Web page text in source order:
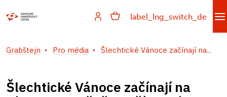
label_lng_switch_de
Grabštejn Pro média Šlechtické Vánoce začínají na...
Šlechtické Vánoce začínají na